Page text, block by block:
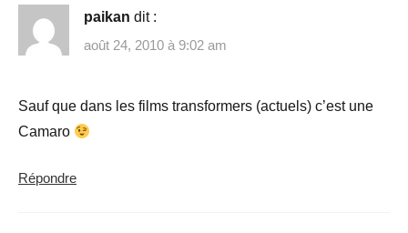
paikan dit :
août 24, 2010 à 9:02 am
Sauf que dans les films transformers (actuels) c’est une
Camaro
Répondre